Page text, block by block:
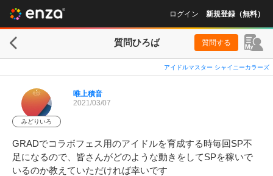
ログイン 新規登録（無料）
質問ひろば 質問する
アイドルマスター シャイニーカラーズ
みどりいろ
唯上積音
2021/03/07
GRADでコラボフェス用のアイドルを育成する時毎回SP不
足になるので、皆さんがどのような動きをしてSPを稼いで
いるのか教えていただければ幸いです